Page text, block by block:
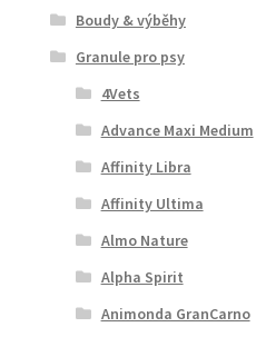
Boudy & výběhy
Granule pro psy
4Vets
Advance Maxi Medium
Affinity Libra
Affinity Ultima
Almo Nature
Alpha Spirit
Animonda GranCarno